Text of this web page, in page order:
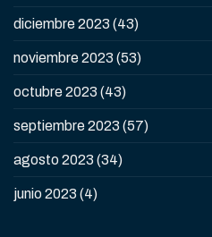
diciembre 2023 (43)
noviembre 2023 (53)
octubre 2023 (43)
septiembre 2023 (57)
agosto 2023 (34)
junio 2023 (4)